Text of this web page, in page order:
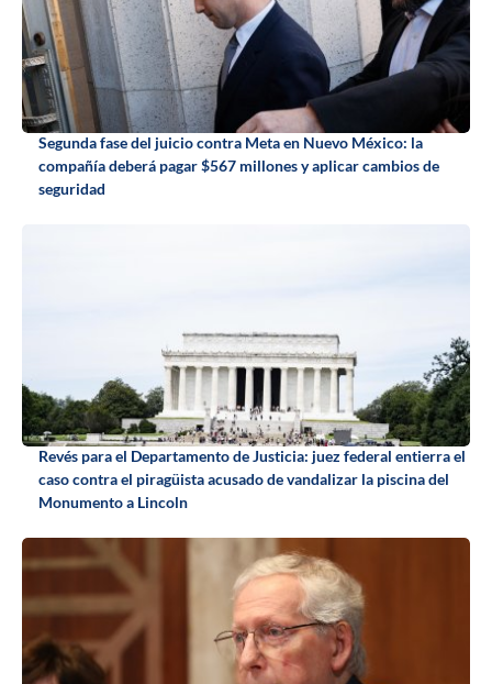
Segunda fase del juicio contra Meta en Nuevo México: la
compañía deberá pagar $567 millones y aplicar cambios de
seguridad
Revés para el Departamento de Justicia: juez federal entierra el
caso contra el piragüista acusado de vandalizar la piscina del
Monumento a Lincoln